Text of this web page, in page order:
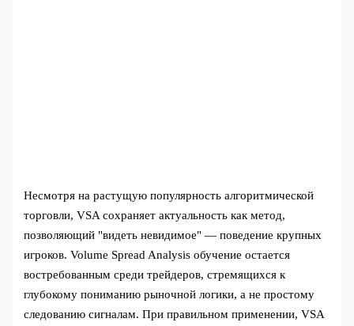
Несмотря на растущую популярность алгоритмической
торговли, VSA сохраняет актуальность как метод,
позволяющий "видеть невидимое" — поведение крупных
игроков. Volume Spread Analysis обучение остается
востребованным среди трейдеров, стремящихся к
глубокому пониманию рыночной логики, а не простому
следованию сигналам. При правильном применении, VSA